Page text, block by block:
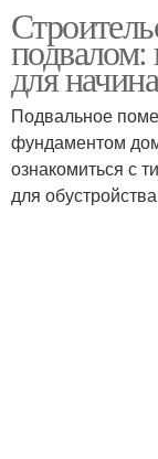
Фундамент из
для
Подвальное
фундаментом
ознакомиться с
для